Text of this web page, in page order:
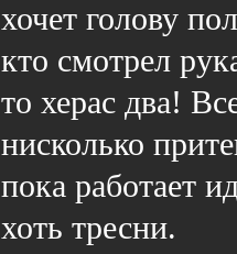
хочет голову
кто смотрел
то херас два!
нисколько
пока работает
хоть тресни.